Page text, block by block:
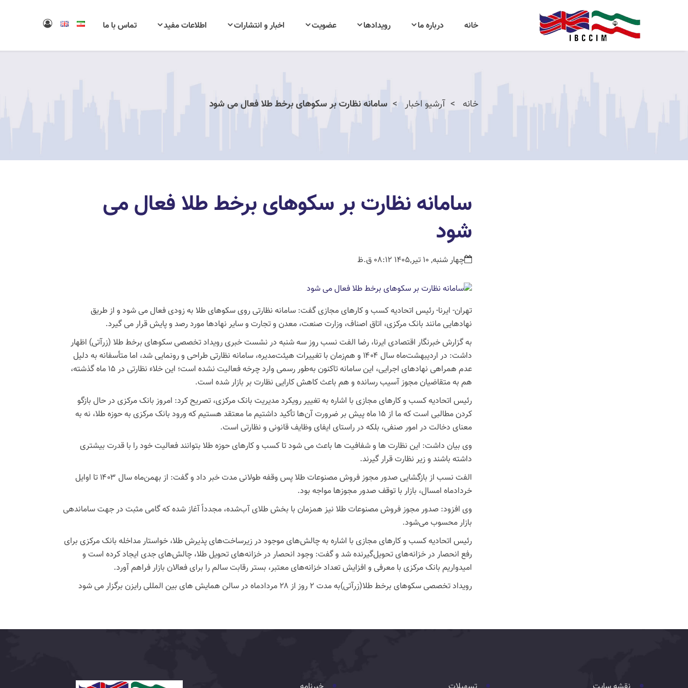
خانه درباره ما رویدادها عضویت اخبار و انتشارات اطلاعات مفید تماس با ما
خانه آرشیو اخبار سامانه نظارت بر سکوهای برخط طلا فعال می شود
سامانه نظارت بر سکوهای برخط طلا فعال می
شود
چهار شنبه, 10 تیر,1405 08:12 ق.ظ
تهران- ایرنا- رئیس اتحادیه کسب و کارهای مجازی گفت: سامانه نظارتی روی سکوهای طلا به زودی فعال می شود و از طریق
نهادهایی مانند بانک مرکزی، اتاق اصناف، وزارت صنعت، معدن و تجارت و سایر نهادها مورد رصد و پایش قرار می گیرد.
به گزارش خبرنگار اقتصادی ایرنا، رضا الفت نسب روز سه شنبه در نشست خبری رویداد تخصصی سکوهای برخط طلا (زرآتی) اظهار
داشت: در اردیبهشت‌ماه سال ۱۴۰۴ و هم‌زمان با تغییرات هیئت‌مدیره، سامانه نظارتی طراحی و رونمایی شد، اما متأسفانه به دلیل
عدم همراهی نهادهای اجرایی، این سامانه تاکنون به‌طور رسمی وارد چرخه فعالیت نشده است؛ این خلاء نظارتی در ۱۵ ماه گذشته،
هم به متقاضیان مجوز آسیب رسانده و هم باعث کاهش کارایی نظارت بر بازار شده است.
رئیس اتحادیه کسب و کارهای مجازی با اشاره به تغییر رویکرد مدیریت بانک مرکزی، تصریح کرد: امروز بانک مرکزی در حال بازگو
کردن مطالبی است که ما از ۱۵ ماه پیش بر ضرورت آن‌ها تأکید داشتیم ما معتقد هستیم که ورود بانک مرکزی به حوزه طلا، نه به
معنای دخالت در امور صنفی، بلکه در راستای ایفای وظایف قانونی و نظارتی است.
وی بیان داشت: این نظارت ها و شفافیت ها باعث می شود تا کسب و کارهای حوزه طلا بتوانند فعالیت خود را با قدرت بیشتری
داشته باشند و زیر نظارت قرار گیرند.
الفت نسب از بازگشایی صدور مجوز فروش مصنوعات طلا پس وقفه طولانی مدت خبر داد و گفت: از بهمن‌ماه سال ۱۴۰۳ تا اوایل
خردادماه امسال، بازار با توقف صدور مجوزها مواجه بود.
وی افزود: صدور مجوز فروش مصنوعات طلا نیز همزمان با بخش طلای آب‌شده، مجدداً آغاز شده که گامی مثبت در جهت ساماندهی
بازار محسوب می‌شود.
رئیس اتحادیه کسب و کارهای مجازی با اشاره به چالش‌های موجود در زیرساخت‌های پذیرش طلا، خواستار مداخله بانک مرکزی برای
رفع انحصار در خزانه‌های تحویل‌گیرنده شد و گفت: وجود انحصار در خزانه‌های تحویل طلا، چالش‌های جدی ایجاد کرده است و
امیدواریم بانک مرکزی با معرفی و افزایش تعداد خزانه‌های معتبر، بستر رقابت سالم را برای فعالان بازار فراهم آورد.
رویداد تخصصی سکوهای برخط طلا(زرآتی)به مدت ۲ روز از ۲۸ مردادماه در سالن همایش های بین المللی رایزن برگزار می شود